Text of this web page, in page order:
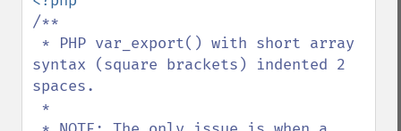
/**
syntax (square brackets) indented 2
spaces.